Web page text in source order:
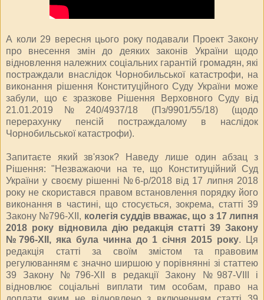
А коли 29 вересня цього року подавали Проект Закону
про внесення змін до деяких законів України щодо
відновлення належних соціальних гарантій громадян, які
постраждали внаслідок Чорнобильської катастрофи, на
виконання рішення Конституційного Суду України може
забули, що є зразкове Рішення Верховного Суду від
21.01.2019№240/4937/18 (Пз/9901/55/18) (щодо
перерахунку пенсій постраждалому в наслідок
Чорнобильської катастрофи).
Запитаєте який зв'язок? Наведу лише один абзац з
Рішення: "Незважаючи на те, що Конституційний Суд
України у своєму рішенні №6-р/2018 від 17 липня 2018
року не скористався правом встановлення порядку його
виконання в частині, що стосується, зокрема, статті 39
Закону №796-ХІІ, колегія суддів вважає, що з 17 липня
2018 року відновила дію редакція статті 39 Закону
№796-ХІІ, яка була чинна до 1 січня 2015 року. Ця
редакція статті за своїм змістом та правовим
регулюванням є значно ширшою у порівнянні зі статтею
39 Закону №796-ХІІ в редакції Закону №987-VIII і
відновлює соціальні виплати тим особам, право на